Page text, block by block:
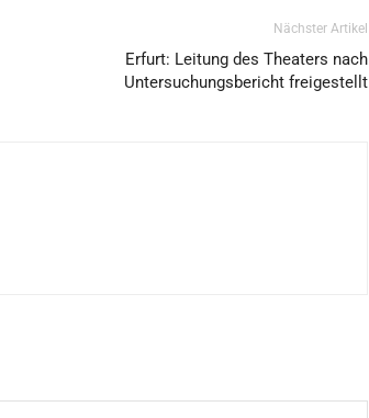
Nächster Artikel
Erfurt: Leitung des Theaters nach
Untersuchungsbericht freigestellt